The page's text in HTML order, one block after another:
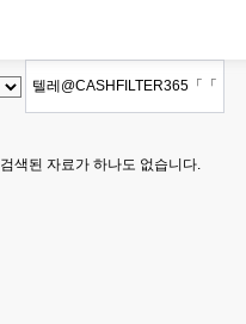
검색된 자료가 하나도 없습니다.